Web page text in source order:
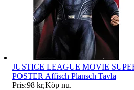
JUSTICE LEAGUE MOVIE
POSTER Affisch Plansch Tavla
Pris:98 kr,Köp nu.